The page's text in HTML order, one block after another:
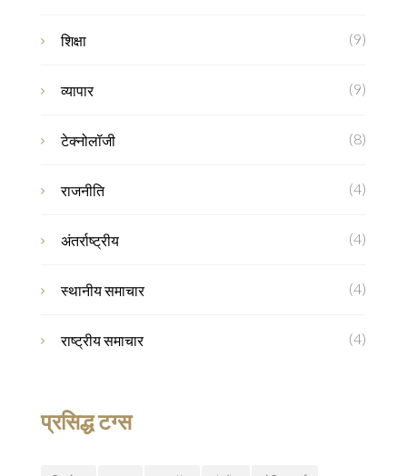
शिक्षा (9)
व्यापार (9)
टेक्नोलॉजी (8)
राजनीति (4)
अंतर्राष्ट्रीय (4)
स्थानीय समाचार (4)
राष्ट्रीय समाचार (4)
प्रसिद्ध टग्स